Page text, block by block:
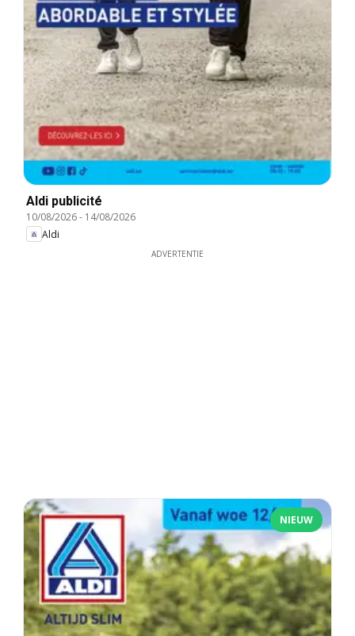
Aldi publicité
10/08/2026- 14/08/2026
Aldi
ADVERTENTIE
NIEUW